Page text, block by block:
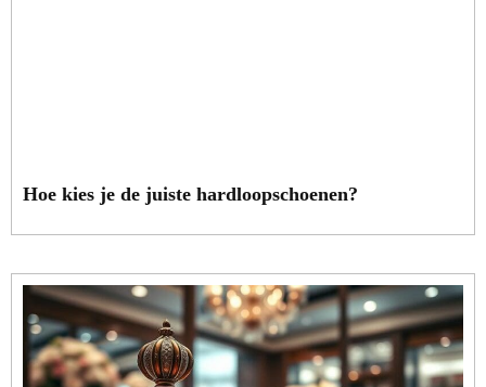
Hoe kies je de juiste hardloopschoenen?